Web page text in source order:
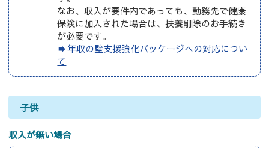
なお、収入が要件内であっても、勤務先で健康
保険に加入された場合は、扶養削除のお手続き
が必要です。
年収の壁支援強化パッケージへの対応につい
て
子供
収入が無い場合